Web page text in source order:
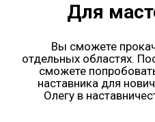
Для
Вы сможете
отдельных областях.
сможете
наставника для
Олегу в